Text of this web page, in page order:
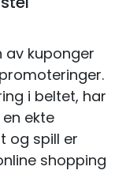
av kuponger
i beltet, har
ekte
og spill er
shopping